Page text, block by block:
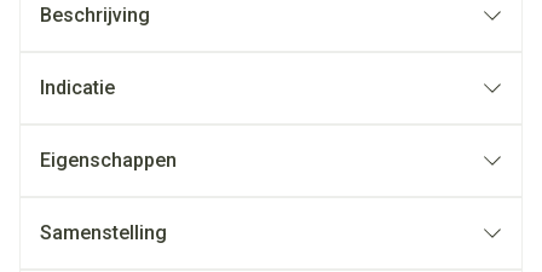
Beschrijving
Indicatie
Eigenschappen
Samenstelling